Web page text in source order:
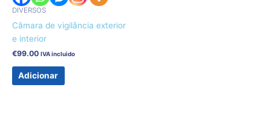
DIVERSOS
Câmara de vigilância exterior
e interior
€99.00 IVA incluido
Adicionar